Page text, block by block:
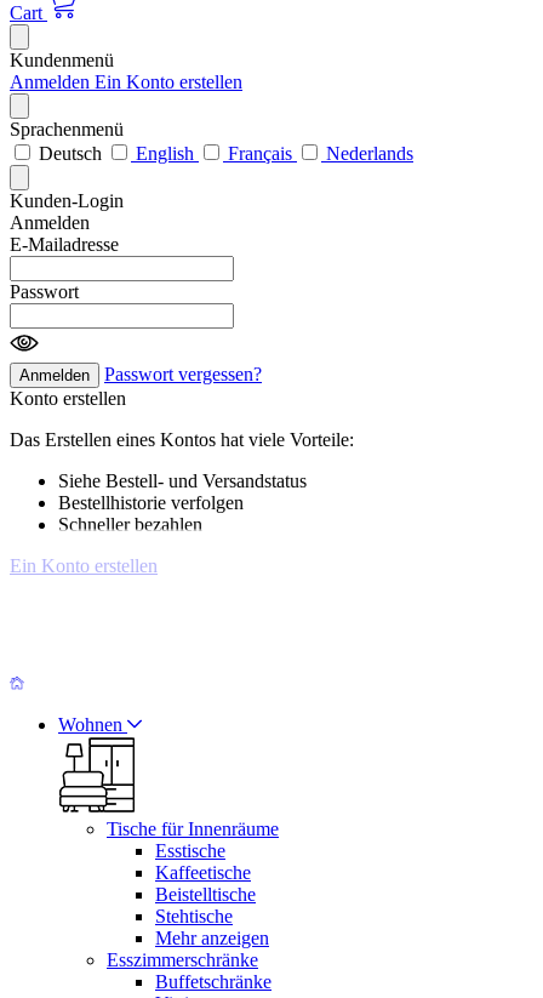
Cart
Kundenmenü
Anmelden Ein Konto erstellen
Sprachenmenü
Deutsch
English Français Nederlands
Kunden-Login
Anmelden
E-Mailadresse
Passwort
Anmelden
Passwort vergessen?
Konto erstellen
Das Erstellen eines Kontos hat viele Vorteile:
Siehe Bestell- und Versandstatus
Bestellhistorie verfolgen
Schneller bezahlen
Ein Konto erstellen
Wohnen
Tische für Innenräume
Esstische
Kaffeetische
Beistelltische
Stehtische
Mehr anzeigen
Esszimmerschränke
Buffetschränke